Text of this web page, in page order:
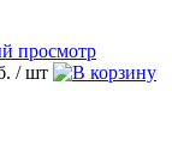
просмотр
/ шт